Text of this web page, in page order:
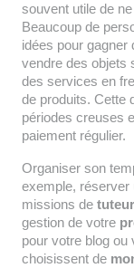
souvent utile de
Beaucoup de
idées pour gagner
vendre des objets
des services en
de produits. Cette
périodes creuses
paiement régulier.
Organiser son
exemple, réserver
missions de
gestion de votre
pour votre blog ou
choisissent de